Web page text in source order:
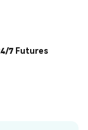
7 Futures